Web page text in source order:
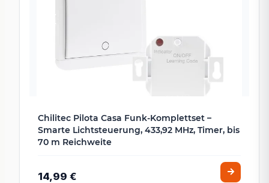
Chilitec Pilota Casa Funk-Komplettset –
Smarte Lichtsteuerung, 433,92 MHz, Timer, bis
70 m Reichweite
14,99 €